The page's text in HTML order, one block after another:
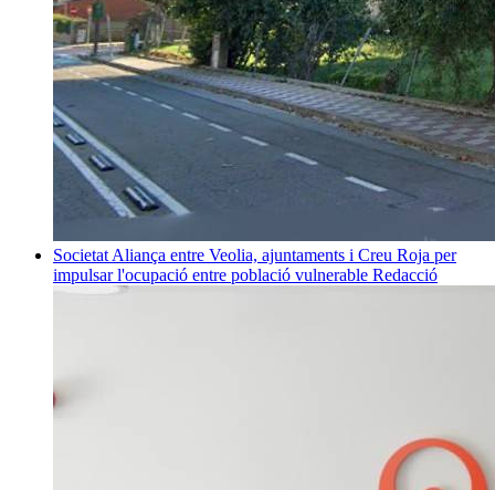
Societat Aliança entre Veolia, ajuntaments i Creu Roja per
impulsar l'ocupació entre població vulnerable Redacció